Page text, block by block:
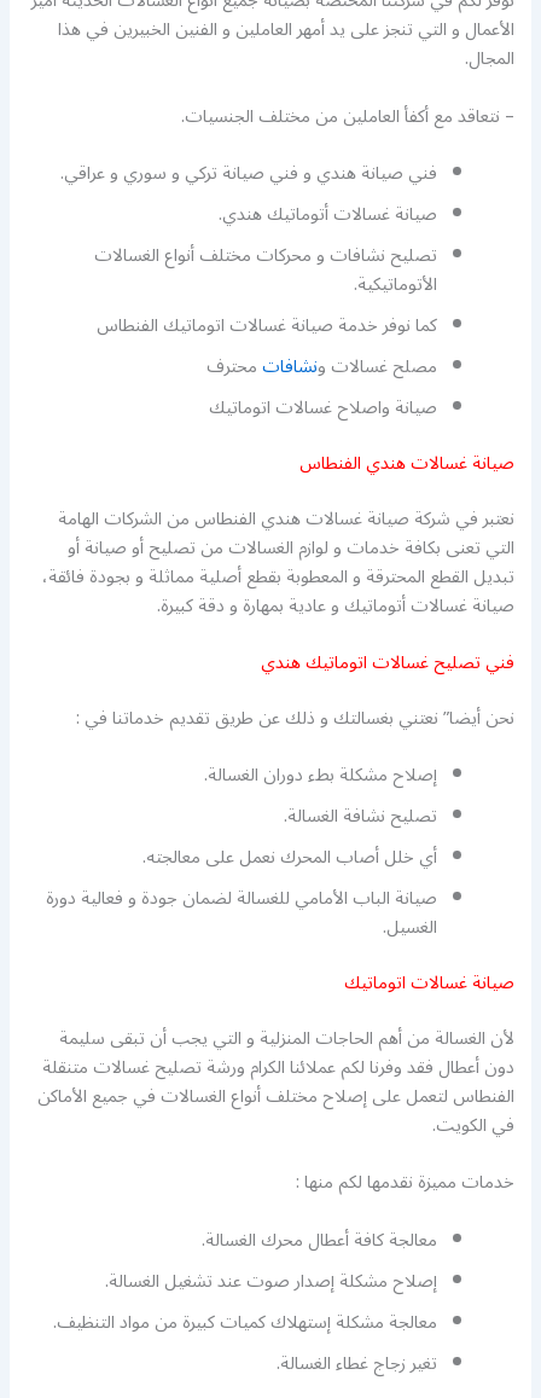
الأعمال و التي تنجز على يد أمهر العاملين و الفنين الخبيرين في هذا
المجال.
– نتعاقد مع أكفأ العاملين من مختلف الجنسيات.
فني صيانة هندي و فني صيانة تركي و سوري و عراقي.
صيانة غسالات أتوماتيك هندي.
تصليح نشافات و محركات مختلف أنواع الغسالات
الأتوماتيكية.
كما نوفر خدمة صيانة غسالات اتوماتيك الفنطاس
مصلح غسالات ونشافاتمحترف
صيانة واصلاح غسالات اتوماتيك
صيانة غسالات هندي الفنطاس
نعتبر في شركة صيانة غسالات هندي الفنطاس من الشركات الهامة
التي تعنى بكافة خدمات و لوازم الغسالات من تصليح أو صيانة أو
تبديل القطع المحترقة و المعطوبة بقطع أصلية مماثلة و بجودة فائقة،
صيانة غسالات أتوماتيك و عادية بمهارة و دقة كبيرة.
فني تصليح غسالات اتوماتيك هندي
نحن أيضا” نعتني بغسالتك و ذلك عن طريق تقديم خدماتنا في :
إصلاح مشكلة بطء دوران الغسالة.
تصليح نشافة الغسالة.
أي خلل أصاب المحرك نعمل على معالجته.
صيانة الباب الأمامي للغسالة لضمان جودة و فعالية دورة
الغسيل.
صيانة غسالات اتوماتيك
لأن الغسالة من أهم الحاجات المنزلية و التي يجب أن تبقى سليمة
دون أعطال فقد وفرنا لكم عملائنا الكرام ورشة تصليح غسالات متنقلة
الفنطاس لتعمل على إصلاح مختلف أنواع الغسالات في جميع الأماكن
في الكويت.
خدمات مميزة نقدمها لكم منها :
معالجة كافة أعطال محرك الغسالة.
إصلاح مشكلة إصدار صوت عند تشغيل الغسالة.
معالجة مشكلة إستهلاك كميات كبيرة من مواد التنظيف.
تغير زجاج غطاء الغسالة.